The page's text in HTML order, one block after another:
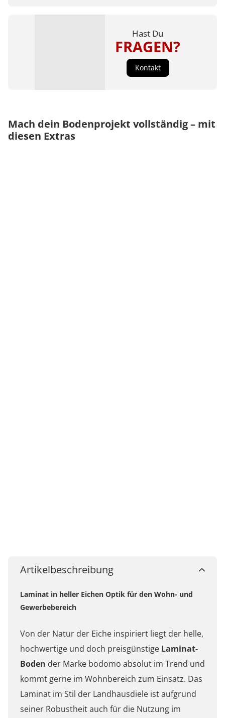
Mach dein Bodenprojekt vollständig – mit
diesen Extras
Artikelbeschreibung
Laminat in heller Eichen Optik für den Wohn- und
Gewerbebereich
Von der Natur der Eiche inspiriert liegt der helle,
hochwertige und doch preisgünstige Laminat-
Boden der Marke bodomo absolut im Trend und
kommt gerne im Wohnbereich zum Einsatz. Das
Laminat im Stil der Landhausdiele ist aufgrund
seiner Robustheit auch für die Nutzung im
Hast Du
FRAGEN?
Kontakt